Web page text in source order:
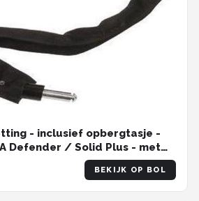
- inclusief opbergtasje -
Defender / Solid Plus - met
BEKIJK OP BOL